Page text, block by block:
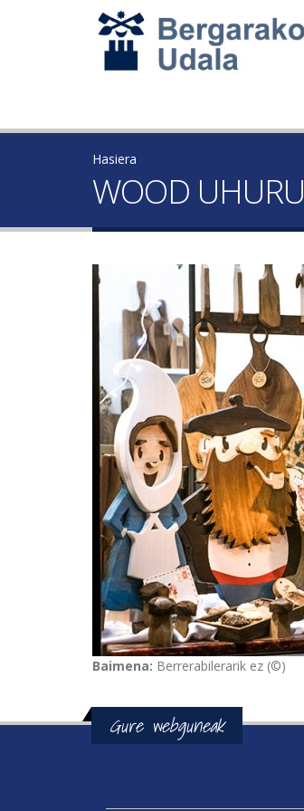
Hasiera
WOOD UHURU
Baimena: Berrerabilerarik ez (©)
Gure webguneak